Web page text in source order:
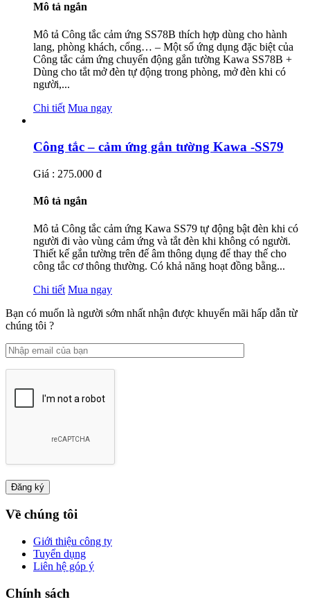
Mô tả ngắn
Mô tả Công tắc cảm ứng SS78B thích hợp dùng cho hành
lang, phòng khách, cổng… – Một số ứng dụng đặc biệt của
Công tắc cảm ứng chuyển động gắn tường Kawa SS78B +
Dùng cho tắt mở đèn tự động trong phòng, mở đèn khi có
người,...
Chi tiết Mua ngay
Công tắc – cảm ứng gắn tường Kawa -SS79
Giá : 275.000 đ
Mô tả ngắn
Mô tả Công tắc cảm ứng Kawa SS79 tự động bật đèn khi có
người đi vào vùng cảm ứng và tắt đèn khi không có người.
Thiết kế gắn tường trên đế âm thông dụng để thay thế cho
công tắc cơ thông thường. Có khả năng hoạt đồng bằng...
Chi tiết Mua ngay
Bạn có muốn là người sớm nhất nhận được khuyến mãi hấp dẫn từ
chúng tôi ?
Về chúng tôi
Giới thiệu công ty
Tuyển dụng
Liên hệ góp ý
Chính sách